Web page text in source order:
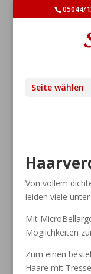
05044/
Seite wählen
Von vollem
leiden viele
Mit
Möglichkeiten
Zum einen
Haare mit